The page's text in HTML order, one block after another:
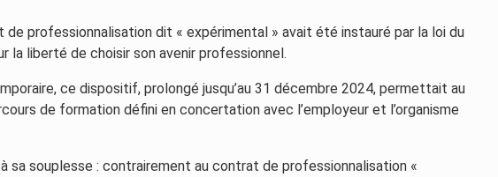
de professionnalisation dit « expérimental » avait été instauré par la loi du
la liberté de choisir son avenir professionnel.
ce dispositif, prolongé jusqu’au 31 décembre 2024, permettait au
de formation défini en concertation avec l’employeur et l’organisme
sa souplesse : contrairement au contrat de professionnalisation «